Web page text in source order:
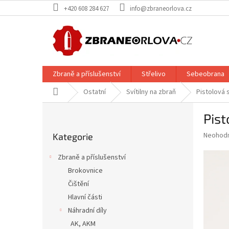
na
+420 608 284 627 info@zbraneorlova.cz
Zbraně a příslušenství Střelivo Sebeobrana
Domů Ostatní Svítilny na zbraň Pistolová
kategorie
Kategorie
Zbraně a příslušenství
Brokovnice
Čištění
Hlavní části
Náhradní díly
AK, AKM